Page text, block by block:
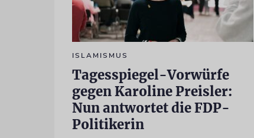
ISLAMISMUS
Tagesspiegel-Vorwürfe
gegen Karoline Preisler:
Nun antwortet die FDP-
Politikerin